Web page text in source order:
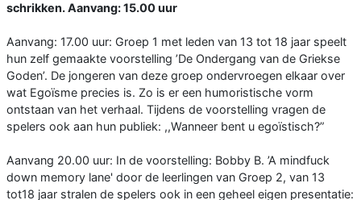
schrikken. Aanvang: 15.00 uur
Aanvang: 17.00 uur: Groep 1 met leden van 13 tot 18 jaar speelt
hun zelf gemaakte voorstelling ’De Ondergang van de Griekse
Goden’. De jongeren van deze groep ondervroegen elkaar over
wat Egoïsme precies is. Zo is er een humoristische vorm
ontstaan van het verhaal. Tijdens de voorstelling vragen de
spelers ook aan hun publiek: ,,Wanneer bent u egoïstisch?”
Aanvang 20.00 uur: In de voorstelling: Bobby B. ’A mindfuck
down memory lane' door de leerlingen van Groep 2, van 13
tot18 jaar stralen de spelers ook in een geheel eigen presentatie: